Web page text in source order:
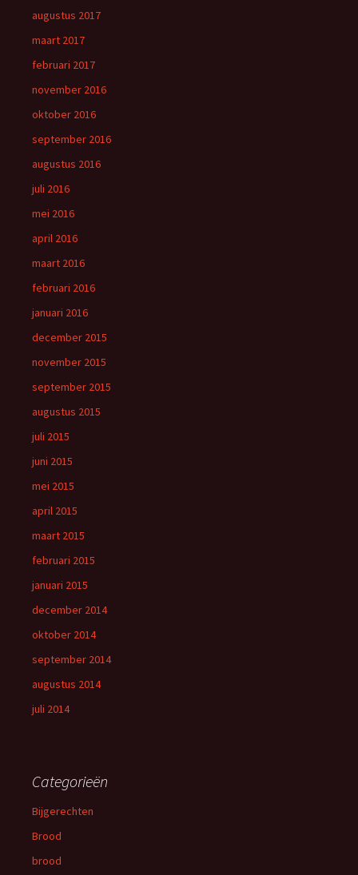
augustus 2017
maart 2017
februari 2017
november 2016
oktober 2016
september 2016
augustus 2016
juli 2016
mei 2016
april 2016
maart 2016
februari 2016
januari 2016
december 2015
november 2015
september 2015
augustus 2015
juli 2015
juni 2015
mei 2015
april 2015
maart 2015
februari 2015
januari 2015
december 2014
oktober 2014
september 2014
augustus 2014
juli 2014
Categorieën
Bijgerechten
Brood
brood